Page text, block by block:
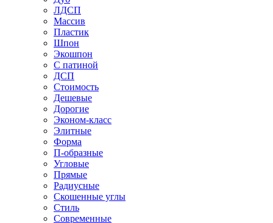
ЛДСП
Массив
Пластик
Шпон
Экошпон
С патиной
ДСП
Стоимость
Дешевые
Дорогие
Эконом-класс
Элитные
Форма
П-образные
Угловые
Прямые
Радиусные
Скошенные углы
Стиль
Современные